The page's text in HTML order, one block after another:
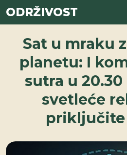
ODRŽIVOST
Sat u mraku
planetu: I
sutra u
svetleće
priključite